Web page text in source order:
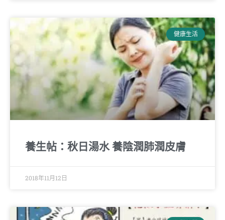
健康生活
養生帖：秋日湯水 養陰潤肺潤皮膚
2018年11月12日